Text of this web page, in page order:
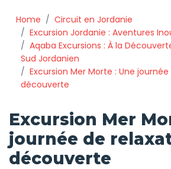
Home
Circuit en Jordanie
Excursion Jordanie : Aventures
Aqaba Excursions : À la
Sud Jordanien
Excursion Mer Morte : Une
découverte
Excursion Mer
journée de
découverte